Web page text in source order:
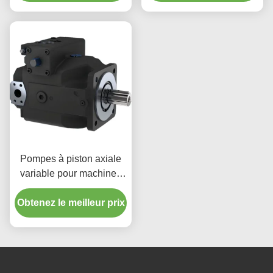
Pompes à piston axiale
variable pour machines
d'extrusion
Obtenez le meilleur prix